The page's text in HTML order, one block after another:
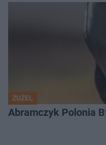
ŻUŻEL
Abramczyk Polonia